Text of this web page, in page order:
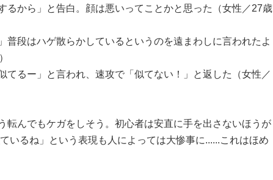
るから」と告白。顔は悪いってことかと思った（女性／27歳
普段はハゲ散らかしているというのを遠まわしに言われたよ
てるー」と言われ、速攻で「似てない！」と返した（女性／
転んでもケガをしそう。初心者は安直に手を出さないほうが
いるね」という表現も人によっては大惨事に......これはほめ